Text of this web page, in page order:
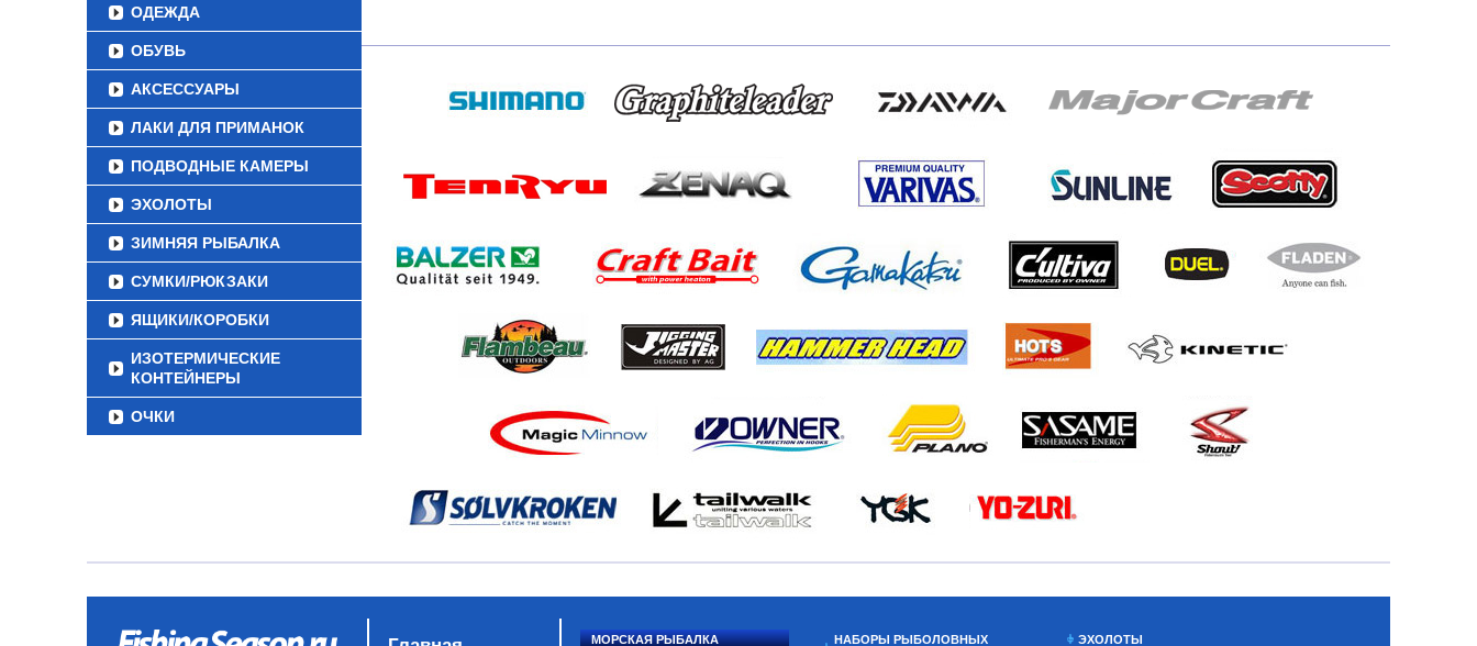
ОДЕЖДА
ОБУВЬ
АКСЕССУАРЫ
ЛАКИ ДЛЯ ПРИМАНОК
ПОДВОДНЫЕ КАМЕРЫ
ЭХОЛОТЫ
ЗИМНЯЯ РЫБАЛКА
СУМКИ/РЮКЗАКИ
ЯЩИКИ/КОРОБКИ
ИЗОТЕРМИЧЕСКИЕ
КОНТЕЙНЕРЫ
ОЧКИ
МОРСКАЯ РЫБАЛКА НАБОРЫ РЫБОЛОВНЫХ ЭХОЛОТЫ